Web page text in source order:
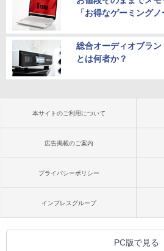
「お得なゲーミングノ
総合オーディオブラ
とは何者か？
本サイトのご利用について
広告掲載のご案内
プライバシーポリシー
インプレスグループ
PC版で見る